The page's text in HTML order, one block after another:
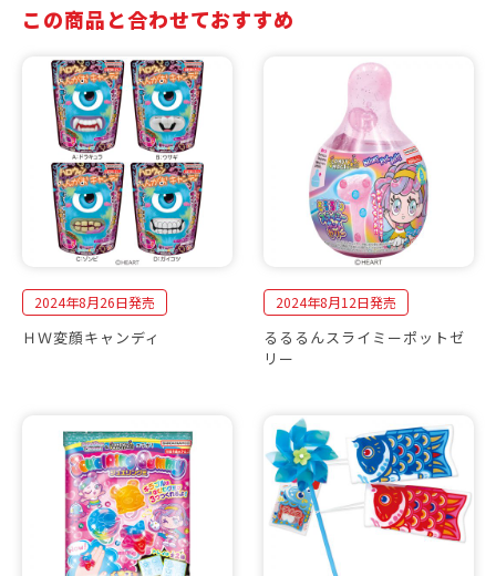
この商品と合わせておすすめ
2024年8月26日発売
ＨＷ変顔キャンディ
2024年8月12日発売
るるるんスライミーポットゼ
リー